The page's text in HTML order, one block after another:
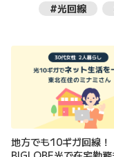
#光回線
地方でも10ギガ回線！